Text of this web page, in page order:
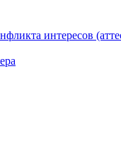
интересов